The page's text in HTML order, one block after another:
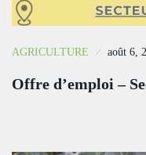
AGRICULTURE août 6,
Offre d’emploi –